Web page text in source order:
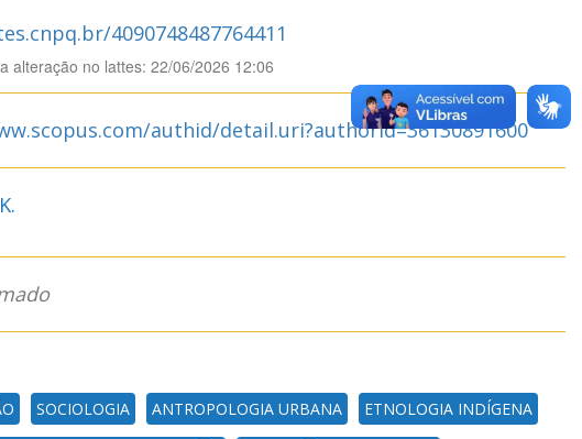
4090748487764411
alteração no lattes: 22/06/2026 12:06
authid/detail.uri?authorId=36130891600
SOCIOLOGIA ANTROPOLOGIA URBANA ETNOLOGIA INDÍGENA